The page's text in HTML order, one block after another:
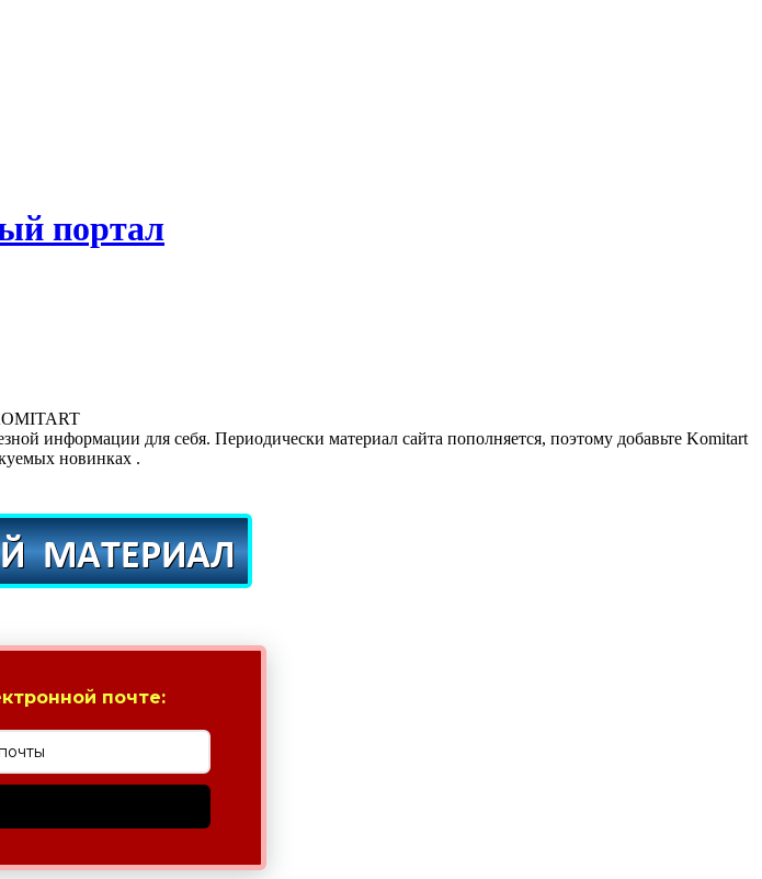
портал
информации для себя. Периодически материал сайта пополняется, поэтому добавьте Komitart
новинках .
почте: